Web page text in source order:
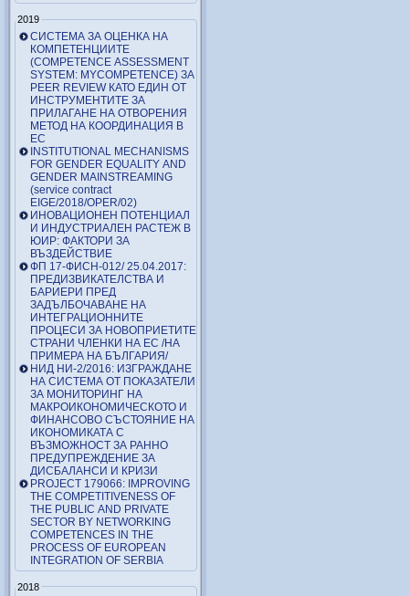
2019
СИСТЕМА ЗА ОЦЕНКА НА
КОМПЕТЕНЦИИТЕ
(COMPETENCE ASSESSMENT
SYSTEM: MYCOMPETENCE) ЗА
PEER REVIEW КАТО ЕДИН ОТ
ИНСТРУМЕНТИТЕ ЗА
ПРИЛАГАНЕ НА ОТВОРЕНИЯ
МЕТОД НА КООРДИНАЦИЯ В
ЕС
INSTITUTIONAL MECHANISMS
FOR GENDER EQUALITY AND
GENDER MAINSTREAMING
(service contract
EIGE/2018/OPER/02)
ИНОВАЦИОНЕН ПОТЕНЦИАЛ
И ИНДУСТРИАЛЕН РАСТЕЖ В
ЮИР: ФАКТОРИ ЗА
ВЪЗДЕЙСТВИЕ
ФП 17-ФИСН-012/ 25.04.2017:
ПРЕДИЗВИКАТЕЛСТВА И
БАРИЕРИ ПРЕД
ЗАДЪЛБОЧАВАНЕ НА
ИНТЕГРАЦИОННИТЕ
ПРОЦЕСИ ЗА НОВОПРИЕТИТЕ
СТРАНИ ЧЛЕНКИ НА ЕС /НА
ПРИМЕРА НА БЪЛГАРИЯ/
НИД НИ-2/2016: ИЗГРАЖДАНЕ
НА СИСТЕМА ОТ ПОКАЗАТЕЛИ
ЗА МОНИТОРИНГ НА
МАКРОИКОНОМИЧЕСКОТО И
ФИНАНСОВО СЪСТОЯНИЕ НА
ИКОНОМИКАТА С
ВЪЗМОЖНОСТ ЗА РАННО
ПРЕДУПРЕЖДЕНИЕ ЗА
ДИСБАЛАНСИ И КРИЗИ
PROJECT 179066: IMPROVING
THE COMPETITIVENESS OF
THE PUBLIC AND PRIVATE
SECTOR BY NETWORKING
COMPETENCES IN THE
PROCESS OF EUROPEAN
INTEGRATION OF SERBIA
2018